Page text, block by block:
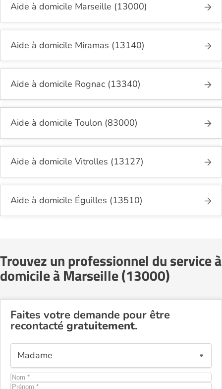
Aide à domicile Marseille (13000)
Aide à domicile Miramas (13140)
Aide à domicile Rognac (13340)
Aide à domicile Toulon (83000)
Aide à domicile Vitrolles (13127)
Aide à domicile Éguilles (13510)
Trouvez un professionnel du service à
domicile à Marseille (13000)
Faites votre demande pour être
recontacté gratuitement.